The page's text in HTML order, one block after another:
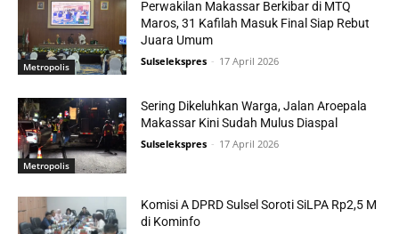
Metropolis
Perwakilan Makassar Berkibar di MTQ
Maros, 31 Kafilah Masuk Final Siap Rebut
Juara Umum
Sulselekspres - 17 April 2026
Metropolis
Sering Dikeluhkan Warga, Jalan Aroepala
Makassar Kini Sudah Mulus Diaspal
Sulselekspres - 17 April 2026
Komisi A DPRD Sulsel Soroti SiLPA Rp2,5 M
di Kominfo